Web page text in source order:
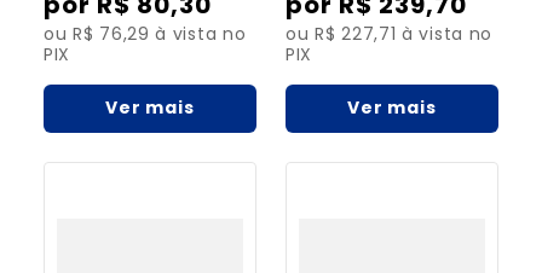
ou R$ 76,29 à vista no
PIX
Ver mais
ou R$ 227,71 à vista no
PIX
Ver mais